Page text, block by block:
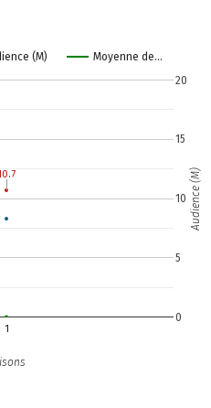
(M) Moyenne de…
1
0
5
10
15
20
Audience (M)